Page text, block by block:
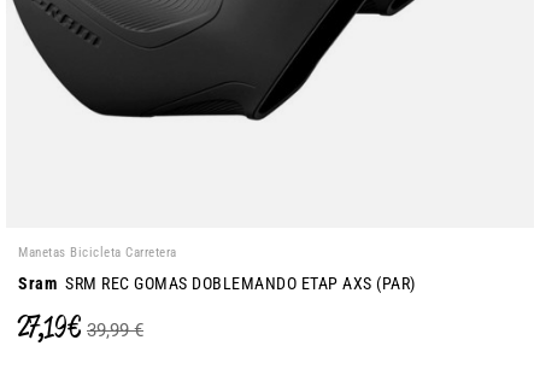
Manetas Bicicleta Carretera
Sram SRM REC GOMAS DOBLEMANDO ETAP AXS (PAR)
27,19 € 39,99 €